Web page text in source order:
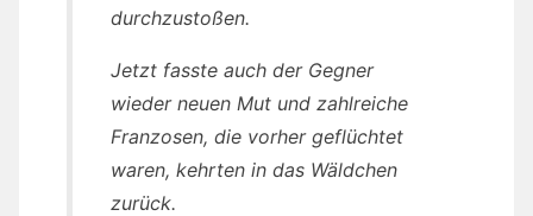
durchzustoßen.
Jetzt fasste auch der Gegner
wieder neuen Mut und zahlreiche
Franzosen, die vorher geflüchtet
waren, kehrten in das Wäldchen
zurück.